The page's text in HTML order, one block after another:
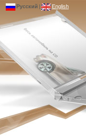
Русский | English